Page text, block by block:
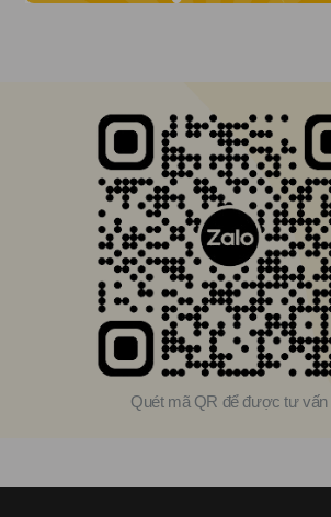
Quét mã QR để được tư vấn